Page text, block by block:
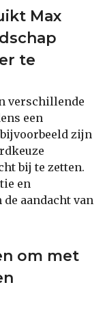
Max
te
verschillende
een
zijn
bij te zetten.
en
aandacht van
om met